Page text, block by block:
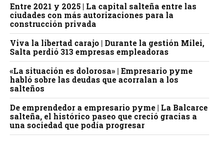
Entre 2021 y 2025 | La capital salteña entre las
ciudades con más autorizaciones para la
construcción privada
Viva la libertad carajo | Durante la gestión Milei,
Salta perdió 313 empresas empleadoras
«La situación es dolorosa» | Empresario pyme
habló sobre las deudas que acorralan a los
salteños
De emprendedor a empresario pyme | La Balcarce
salteña, el histórico paseo que creció gracias a
una sociedad que podía progresar